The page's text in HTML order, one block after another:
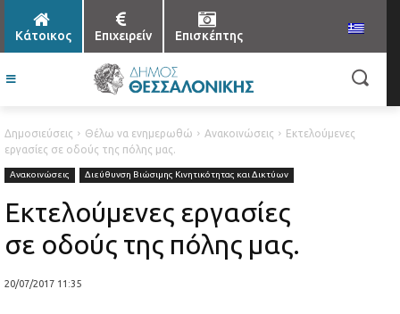
Κάτοικος Επιχειρείν Επισκέπτης
Δημοσιεύσεις Θέλω να ενημερωθώ Ανακοινώσεις
Εκτελούμενες
εργασίες σε οδούς της πόλης μας.
Ανακοινώσεις Διεύθυνση Βιώσιμης Κινητικότητας και Δικτύων
Εκτελούμενες εργασίες
σε οδούς της πόλης μας.
20/07/2017 11:35